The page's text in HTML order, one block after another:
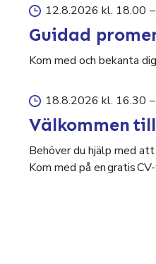
12.8.2026 kl. 18.00 –
Guidad
Kom med och bekanta
18.8.2026 kl. 16.30 –
Välkommen
Behöver du hjälp med
Kom med på en gratis